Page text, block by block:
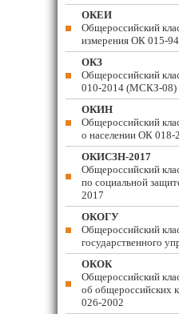
ОКЕИ
Общероссийский
измерения ОК 015-
ОКЗ
Общероссийский
010-2014 (МСКЗ-08)
ОКИН
Общероссийский
о населении ОК 018-
ОКИСЗН-2017
Общероссийский
по социальной
2017
ОКОГУ
Общероссийский
государственного
ОКОК
Общероссийский
об общероссийских
026-2002